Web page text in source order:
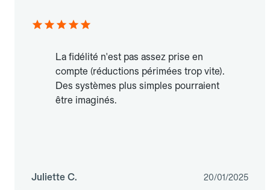
La fidélité n'est pas assez prise en
compte (réductions périmées trop vite).
Des systèmes plus simples pourraient
être imaginés.
Juliette C. 20/01/2025